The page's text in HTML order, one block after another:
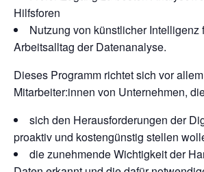
Hilfsforen
Nutzung von künstlicher Intelligenz
Arbeitsalltag der Datenanalyse.
Dieses Programm richtet sich vor
Mitarbeiter:innen von Unternehmen,
sich den Herausforderungen der
proaktiv und kostengünstig stellen
die zunehmende Wichtigkeit der